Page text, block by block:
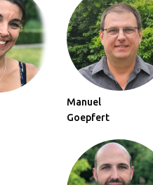
Manuel
Goepfert